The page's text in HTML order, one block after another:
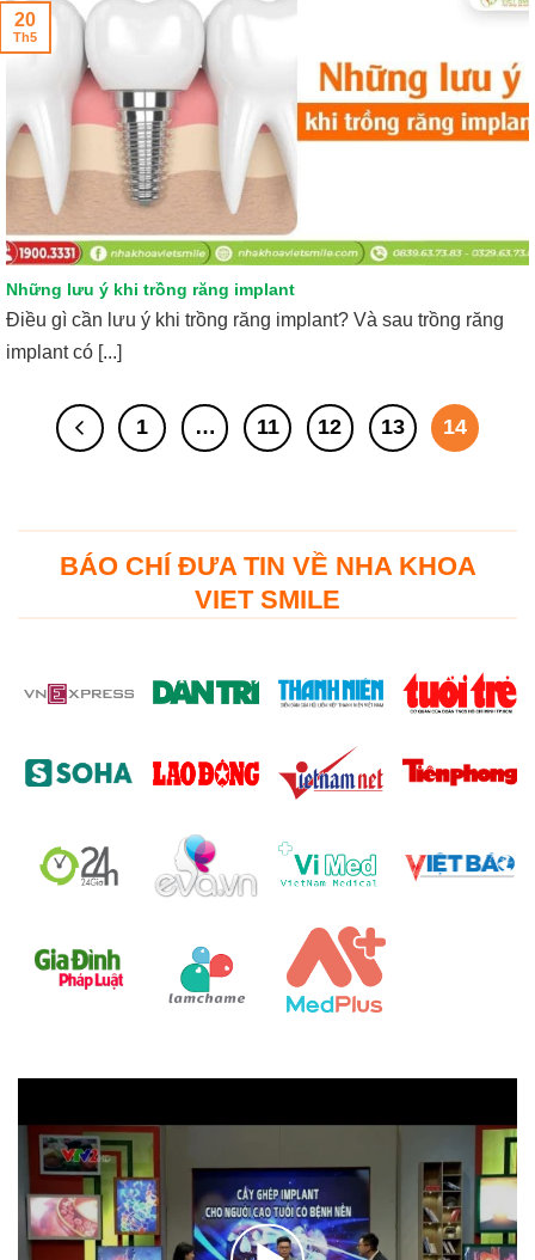
Những lưu ý khi trồng răng implant
Điều gì cần lưu ý khi trồng răng implant? Và sau trồng răng
implant có [...]
20
Th5
1 … 11 12 13 14
BÁO CHÍ ĐƯA TIN VỀ NHA KHOA
VIET SMILE